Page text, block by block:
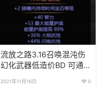
流放之路3.16召唤混沌伤
幻化武器低造价BD 可通
2021年11月16日 0